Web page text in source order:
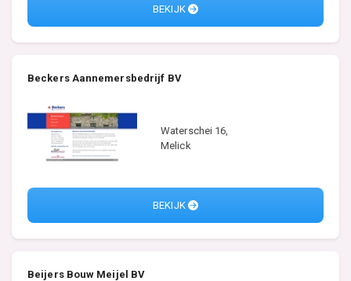
BEKIJK
Beckers Aannemersbedrijf BV
Waterschei 16,
Melick
BEKIJK
Beijers Bouw Meijel BV